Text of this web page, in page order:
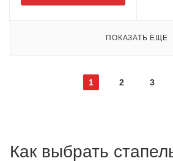
ПОКАЗАТЬ ЕЩЕ
1 2 3
Как выбрать